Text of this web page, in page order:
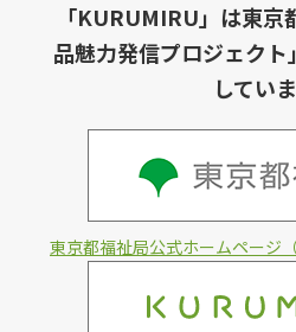
「KURUMIRU」は東
品魅力発信プロジェク
してい
東京都福祉局公式ホームページ